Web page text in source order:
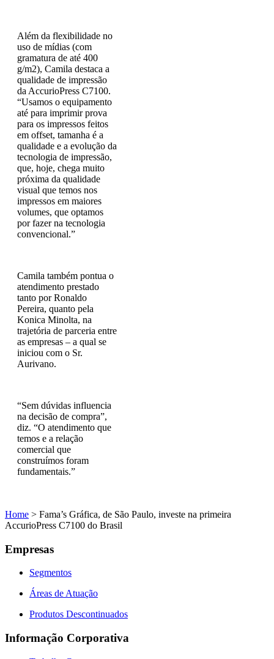
Além da flexibilidade no
uso de mídias (com
gramatura de até 400
g/m2), Camila destaca a
qualidade de impressão
da AccurioPress C7100.
“Usamos o equipamento
até para imprimir prova
para os impressos feitos
em offset, tamanha é a
qualidade e a evolução da
tecnologia de impressão,
que, hoje, chega muito
próxima da qualidade
visual que temos nos
impressos em maiores
volumes, que optamos
por fazer na tecnologia
convencional.”
Camila também pontua o
atendimento prestado
tanto por Ronaldo
Pereira, quanto pela
Konica Minolta, na
trajetória de parceria entre
as empresas – a qual se
iniciou com o Sr.
Aurivano.
“Sem dúvidas influencia
na decisão de compra”,
diz. “O atendimento que
temos e a relação
comercial que
construímos foram
fundamentais.”
Home > Fama’s Gráfica, de São Paulo, investe na primeira
AccurioPress C7100 do Brasil
Empresas
Segmentos
Áreas de Atuação
Produtos Descontinuados
Informação Corporativa